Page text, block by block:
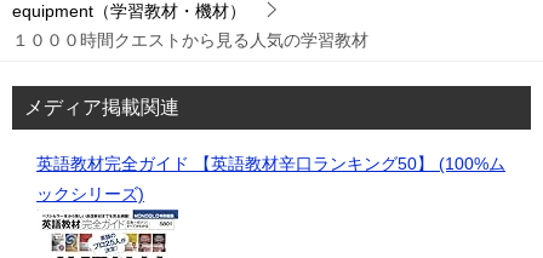
equipment（学習教材・機材）
１０００時間クエストから見る人気の学習教材
メディア掲載関連
英語教材完全ガイド 【英語教材辛口ランキング50】 (100%ム
ックシリーズ)